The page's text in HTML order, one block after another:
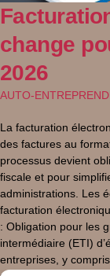
change
2026
AUTO-
La facturation
des factures au
processus devient
fiscale et pour
administrations. Les
facturation
: Obligation pour les
intermédiaire (ETI)
entreprises, y